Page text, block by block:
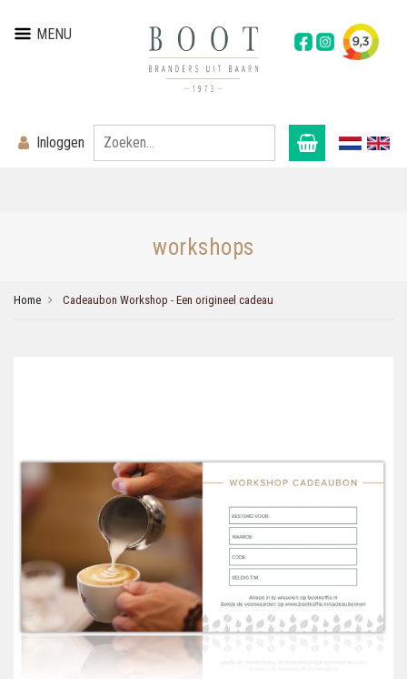
MENU
Inloggen
workshops
Home Cadeaubon Workshop - Een origineel cadeau